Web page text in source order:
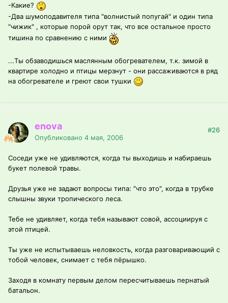
-Какие?
-Два шумоподавителя типа "волнистый попугай" и один типа
"чижик" , которые порой орут так, что все остальное просто
тишина по сравнению с ними
...Ты обзаводишься маслянным обогревателем, т.к. зимой в
квартире холодно и птицы мерзнут - они рассаживаются в ряд
на обогревателе и греют свои тушки
enova
Опубликовано 4 мая, 2006
#26
Соседи уже не удивляются, когда ты выходишь и набираешь
букет полевой травы.
Друзья уже не задают вопросы типа: "что это", когда в трубке
слышны звуки тропического леса.
Тебе не удивляет, когда тебя называют совой, ассоциируя с
этой птицей.
Ты уже не испытываешь неловкость, когда разговаривающий с
тобой человек, снимает с тебя пёрышко.
Заходя в комнату первым делом пересчитываешь пернатый
батальон.